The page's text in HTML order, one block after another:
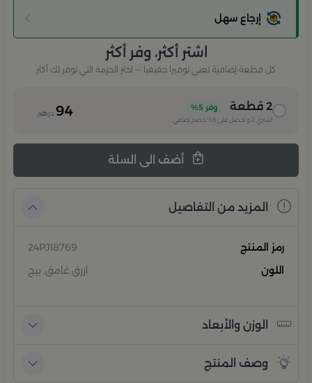
إرجاع سهل
اشتر أكثر، وفر أكثر
كل قطعة إضافية تعني توفيرا حقيقيا — اختر الحزمة التي توفر لك أكثر
2 قطعة وفر 5%
اشتري 2 و احصل على 5% خصم إضافي 94 درهم
المزيد من التفاصيل
رمز المنتج
24PJI8769
اللون
ازرق غامق, بيج
الوزن والأبعاد
وصف المنتج